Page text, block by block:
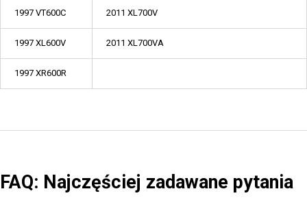
1997 VT600C 2011 XL700V
1997 XL600V 2011 XL700VA
1997 XR600R
FAQ: Najczęściej zadawane pytania